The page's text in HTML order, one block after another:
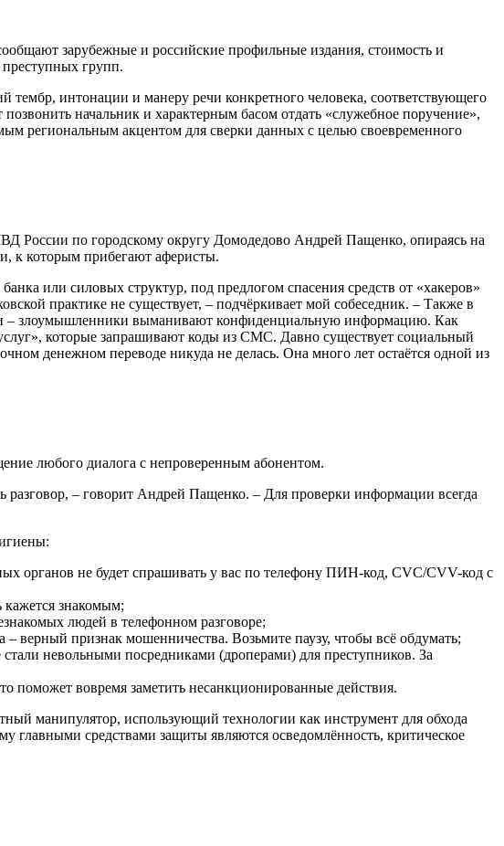
зарубежные и российские профильные издания, стоимость и
преступных групп.
интонации и манеру речи конкретного человека, соответствующего
начальник и характерным басом отдать «служебное поручение»,
региональным акцентом для сверки данных с целью своевременного
России по городскому округу Домодедово Андрей Пащенко, опираясь на
к которым прибегают аферисты.
или силовых структур, под предлогом спасения средств от «хакеров»
практике не существует, – подчёркивает мой собеседник. – Также в
– злоумышленники выманивают конфиденциальную информацию. Как
которые запрашивают коды из СМС. Давно существует социальный
денежном переводе никуда не делась. Она много лет остаётся одной из
любого диалога с непроверенным абонентом.
– говорит Андрей Пащенко. – Для проверки информации всегда
органов не будет спрашивать у вас по телефону ПИН-код, CVC/CVV-код с
знакомым;
людей в телефонном разговоре;
верный признак мошенничества. Возьмите паузу, чтобы всё обдумать;
невольными посредниками (дроперами) для преступников. За
поможет вовремя заметить несанкционированные действия.
манипулятор, использующий технологии как инструмент для обхода
главными средствами защиты являются осведомлённость, критическое